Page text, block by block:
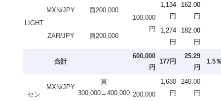
LIGHT
MXN/JPY
買200,000
100,000
円
1,134
円
162.00
円
ZAR/JPY 買200,000
1,274
円
182.00
円
合計
600,000
円
177円
25.29
円
1.5
セン
MXN/JPY
買
300,000→400,000 200,000
1,680
円
240.00
円